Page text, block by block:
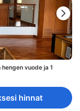
hengen vuode ja 1
hinnat